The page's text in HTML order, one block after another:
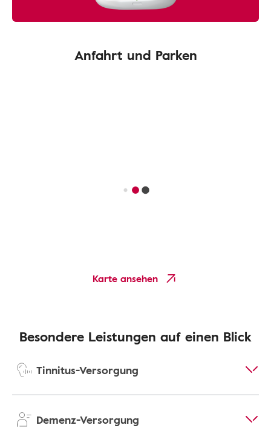
Anfahrt und Parken
Karte ansehen
Besondere Leistungen auf einen Blick
Tinnitus-Versorgung
Demenz-Versorgung